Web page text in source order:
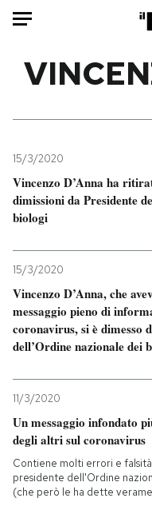
Mondo
Politica
Tecnologia
Scienza
Cultura
Economia
Sport
NEWSLETTER
I MIEI PREFERITI
15/3/2020
Vincenzo D’Anna ha
dimissioni da Presidente
biologi
15/3/2020
Vincenzo D’Anna, che
messaggio pieno di
coronavirus, si è dimesso
dell’Ordine nazionale dei
11/3/2020
Un messaggio infondato
degli altri sul coronavirus
Contiene molti errori e
presidente dell'Ordine
(che però le ha dette